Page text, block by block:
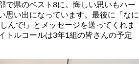
で県のベスト8に。悔しい思いもハー
思い出になっています。最後に「なに
んで!」とメッセージを送ってくれま
トルコールは3年1組の皆さんの予定